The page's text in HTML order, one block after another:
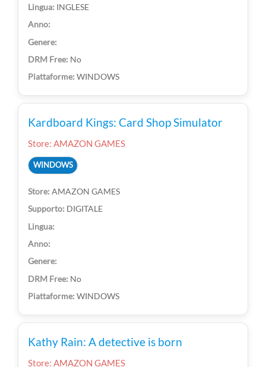
INGLESE
No
WINDOWS
Kardboard Kings: Card Shop Simulator
Store: AMAZON GAMES
WINDOWS
AMAZON GAMES
DIGITALE
No
WINDOWS
Kathy Rain: A detective is born
Store: AMAZON GAMES